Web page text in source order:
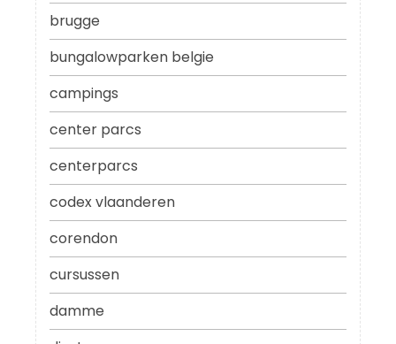
brugge
bungalowparken belgie
campings
center parcs
centerparcs
codex vlaanderen
corendon
cursussen
damme